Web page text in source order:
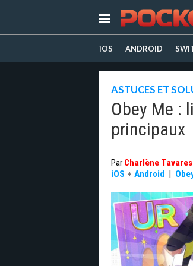
iOS ANDROID
ASTUCES ET
Obey Me :
principaux
Par Charlène Tavares
iOS + Android |